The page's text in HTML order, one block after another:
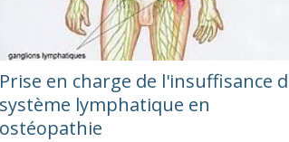
Prise en charge de l'insuffisance
système lymphatique en
ostéopathie